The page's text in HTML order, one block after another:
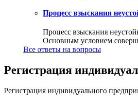
Процесс взыскания
Процесс взыскания
Основным условием
Все ответы на вопросы
Регистрация
Регистрация индивидуального